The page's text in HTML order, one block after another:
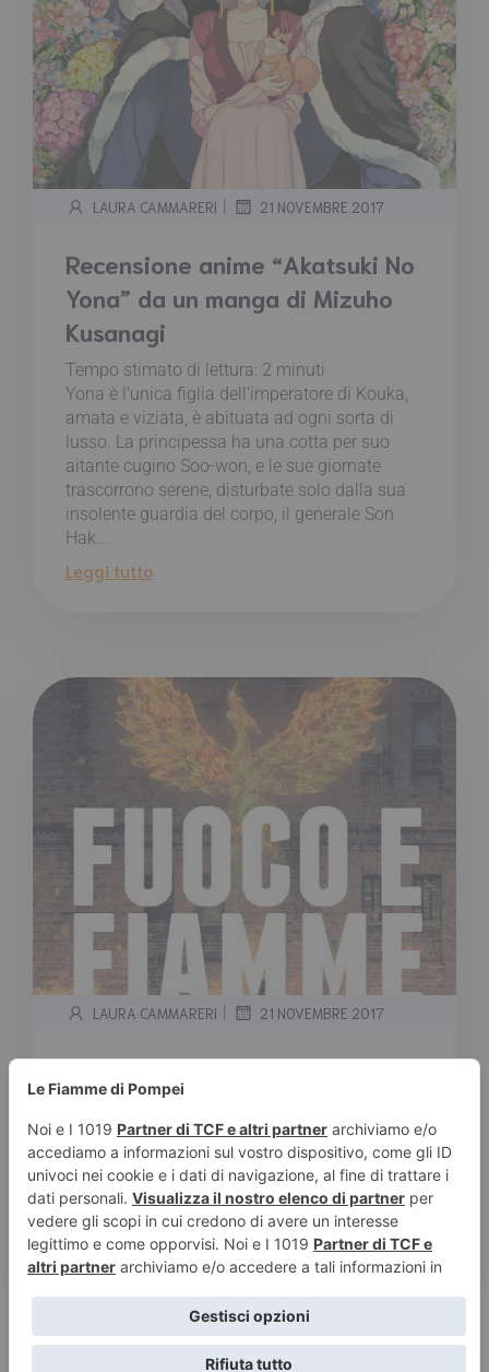
LAURA CAMMARERI | 21 NOVEMBRE 2017
Recensione anime “Akatsuki No
Yona” da un manga di Mizuho
Kusanagi
Tempo stimato di lettura: 2 minuti
Yona è l’unica figlia dell’imperatore di Kouka,
amata e viziata, è abituata ad ogni sorta di
lusso. La principessa ha una cotta per suo
aitante cugino Soo-won, e le sue giornate
trascorrono serene, disturbate solo dalla sua
insolente guardia del corpo, il generale Son
Hak...
Leggi tutto
LAURA CAMMARERI | 21 NOVEMBRE 2017
Segnalazione Triskell Rainbow
“Fuoco e fiamme” di Abigail
Roux
Tempo stimato di lettura:< 1 minuto
Segnalazione Triskell Rainbow “Fuoco e
fiamme” di Abigail Roux Trama: Sono passati
cinque anni da […]
Leggi tutto